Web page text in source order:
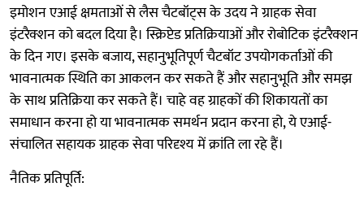
इमोशन एआई क्षमताओं से लैस चैटबॉट्स के उदय ने ग्राहक सेवा
इंटरैक्शन को बदल दिया है। स्क्रिप्टेड प्रतिक्रियाओं और रोबोटिक इंटरैक्शन
के दिन गए। इसके बजाय, सहानुभूतिपूर्ण चैटबॉट उपयोगकर्ताओं की
भावनात्मक स्थिति का आकलन कर सकते हैं और सहानुभूति और समझ
के साथ प्रतिक्रिया कर सकते हैं। चाहे वह ग्राहकों की शिकायतों का
समाधान करना हो या भावनात्मक समर्थन प्रदान करना हो, ये एआई-
संचालित सहायक ग्राहक सेवा परिदृश्य में क्रांति ला रहे हैं।
नैतिक प्रतिपूर्ति: